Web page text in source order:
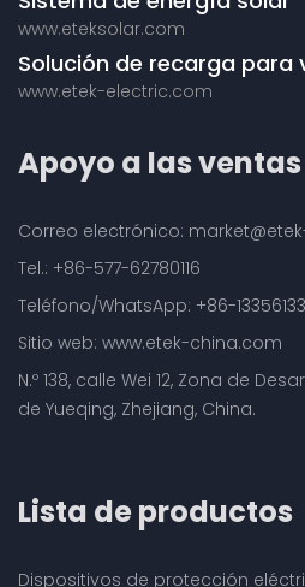
www.eteksolar.com
Solución de recarga para
www.etek-electric.com
Apoyo a las ventas
Correo electrónico:
Tel.: +86-577-62780116
Teléfono/WhatsApp: +86-
Sitio web: www.etek-china.com
N.º 138, calle Wei 12, Zona de
de Yueqing, Zhejiang, China.
Lista de productos
Dispositivos de protección